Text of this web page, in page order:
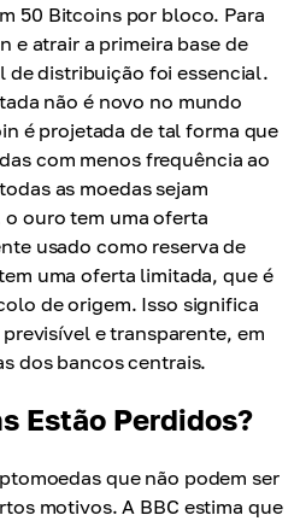
50 Bitcoins por bloco. Para
e atrair a primeira base de
de distribuição foi essencial.
não é novo no mundo
é projetada de tal forma que
com menos frequência ao
as moedas sejam
ouro tem uma oferta
usado como reserva de
uma oferta limitada, que é
de origem. Isso significa
e transparente, em
dos bancos centrais.
Estão Perdidos?
que não podem ser
motivos. A BBC estima que